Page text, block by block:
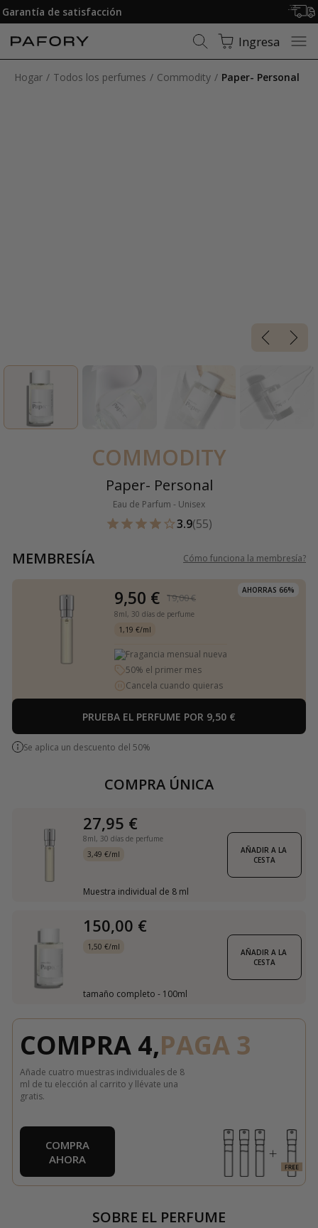
Membresía: Envío gratuito
Ingresa
Hogar Todos los perfumes Commodity Paper- Personal
COMMODITY
Paper- Personal
Eau de Parfum - Unisex
3.9(55)
MEMBRESÍA Cómo funciona la membresía?
AHORRAS 66%
9,50 € 19,00 €
8ml, 30 días de perfume
1,19 €/ml
Fragancia mensual nueva
50% el primer mes
Cancela cuando quieras
PRUEBA EL PERFUME POR 9,50 €
Se aplica un descuento del 50%
COMPRA ÚNICA
27,95 €
8ml, 30 días de perfume
3,49 €/ml
Muestra individual de 8 ml
AÑADIR A LA
CESTA
150,00 €
1,50 €/ml
tamaño completo - 100ml
AÑADIR A LA
CESTA
COMPRA 4,PAGA 3
Añade cuatro muestras individuales de 8
ml de tu elección al carrito y llévate una
gratis.
COMPRA
AHORA
SOBRE EL PERFUME